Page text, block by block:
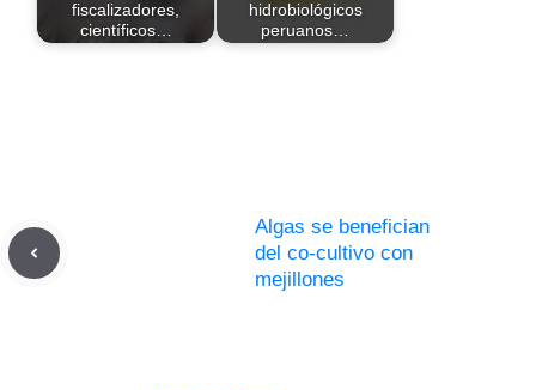
fiscalizadores,
científicos…
hidrobiológicos
peruanos…
Algas se benefician
del co-cultivo con
mejillones